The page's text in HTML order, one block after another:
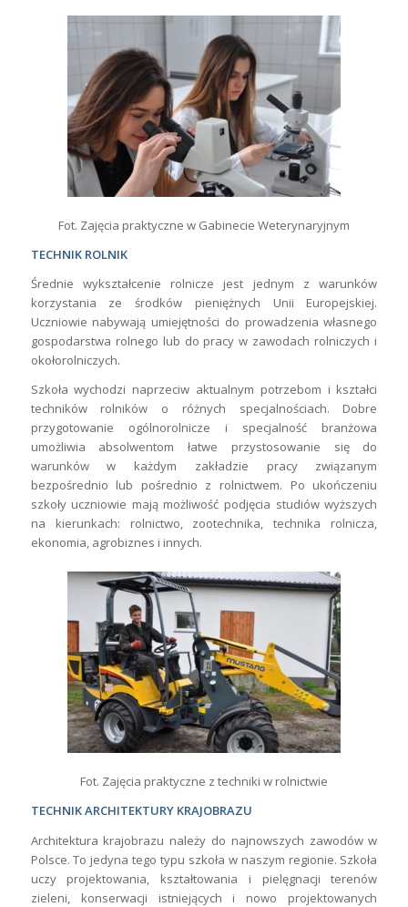
Fot. Zajęcia praktyczne w Gabinecie Weterynaryjnym
TECHNIK ROLNIK
Średnie wykształcenie rolnicze jest jednym z warunków
korzystania ze środków pieniężnych Unii Europejskiej.
Uczniowie nabywają umiejętności do prowadzenia własnego
gospodarstwa rolnego lub do pracy w zawodach rolniczych i
okołorolniczych.
Szkoła wychodzi naprzeciw aktualnym potrzebom i kształci
techników rolników o różnych specjalnościach. Dobre
przygotowanie ogólnorolnicze i specjalność branżowa
umożliwia absolwentom łatwe przystosowanie się do
warunków w każdym zakładzie pracy związanym
bezpośrednio lub pośrednio z rolnictwem. Po ukończeniu
szkoły uczniowie mają możliwość podjęcia studiów wyższych
na kierunkach: rolnictwo, zootechnika, technika rolnicza,
ekonomia, agrobiznes i innych.
Fot. Zajęcia praktyczne z techniki w rolnictwie
TECHNIK ARCHITEKTURY KRAJOBRAZU
Architektura krajobrazu należy do najnowszych zawodów w
Polsce. To jedyna tego typu szkoła w naszym regionie. Szkoła
uczy projektowania, kształtowania i pielęgnacji terenów
zieleni, konserwacji istniejących i nowo projektowanych